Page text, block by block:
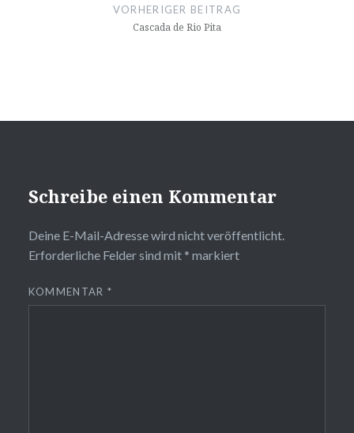
VORHERIGER BEITRAG
Cascada de Rio Pita
Schreibe einen Kommentar
Deine E-Mail-Adresse wird nicht veröffentlicht.
Erforderliche Felder sind mit * markiert
KOMMENTAR *